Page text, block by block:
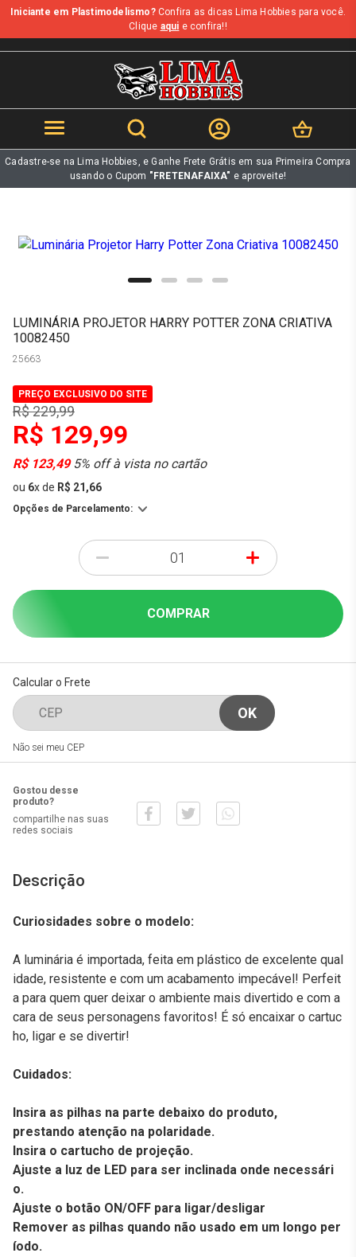
b
Iniciante em Plastimodelismo?Confira as dicas Lima Hobbies para você.
Clique aqui e confira!!
Cadastre-se na Lima Hobbies, e Ganhe Frete Grátis em sua Primeira Compra
usando o Cupom "FRETENAFAIXA" e aproveite!
LUMINÁRIA PROJETOR HARRY POTTER ZONA CRIATIVA
10082450
25663
PREÇO EXCLUSIVO DO SITE
R$ 229,99
R$ 129,99
R$ 123,495% off à vista no cartão
ou 6xde R$ 21,66
Opções de Parcelamento:
- +
COMPRAR
Calcular o Frete
Não sei meu CEP
Gostou desse
produto?
compartilhe nas suas
redes sociais
Descrição
Curiosidades sobre o modelo:
A luminária é importada, feita em plástico de excelente qual
idade, resistente e com um acabamento impecável! Perfeit
a para quem quer deixar o ambiente mais divertido e com a
cara de seus personagens favoritos! É só encaixar o cartuc
ho, ligar e se divertir!
Cuidados:
Insira as pilhas na parte debaixo do produto,
prestando atenção na polaridade.
Insira o cartucho de projeção.
Ajuste a luz de LED para ser inclinada onde necessári
o.
Ajuste o botão ON/OFF para ligar/desligar
Remover as pilhas quando não usado em um longo per
íodo.